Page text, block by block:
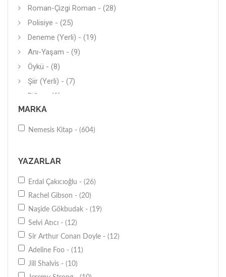
Roman-Çizgi Roman - (28)
Polisiye - (25)
Deneme (Yerli) - (19)
Anı-Yaşam - (9)
Öykü - (8)
Şiir (Yerli) - (7)
Diğer - (6)
Gerilim - (6)
Biyografi-Otobiyografi - (5)
Öykü - (3)
Araştırma-İnceleme - (3)
Psikolojik Danışmanlık - (2)
Genel - (2)
MARKA
Nemesis Kitap - (604)
YAZARLAR
Erdal Çakıcıoğlu - (26)
Rachel Gibson - (20)
Naşide Gökbudak - (19)
Selvi Atıcı - (12)
Sir Arthur Conan Doyle - (12)
Adeline Foo - (11)
Jill Shalvis - (10)